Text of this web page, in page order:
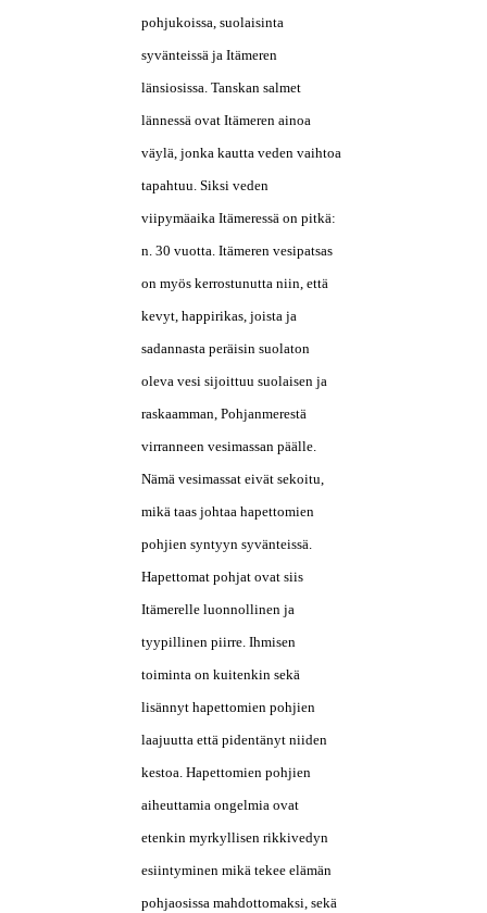
pohjukoissa, suolaisinta
syvänteissä ja Itämeren
länsiosissa. Tanskan salmet
lännessä ovat Itämeren ainoa
väylä, jonka kautta veden vaihtoa
tapahtuu. Siksi veden
viipymäaika Itämeressä on pitkä:
n. 30 vuotta. Itämeren vesipatsas
on myös kerrostunutta niin, että
kevyt, happirikas, joista ja
sadannasta peräisin suolaton
oleva vesi sijoittuu suolaisen ja
raskaamman, Pohjanmerestä
virranneen vesimassan päälle.
Nämä vesimassat eivät sekoitu,
mikä taas johtaa hapettomien
pohjien syntyyn syvänteissä.
Hapettomat pohjat ovat siis
Itämerelle luonnollinen ja
tyypillinen piirre. Ihmisen
toiminta on kuitenkin sekä
lisännyt hapettomien pohjien
laajuutta että pidentänyt niiden
kestoa. Hapettomien pohjien
aiheuttamia ongelmia ovat
etenkin myrkyllisen rikkivedyn
esiintyminen mikä tekee elämän
pohjaosissa mahdottomaksi, sekä